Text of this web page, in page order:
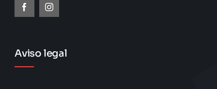
Aviso legal